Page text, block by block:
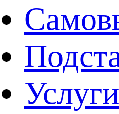
Услуги